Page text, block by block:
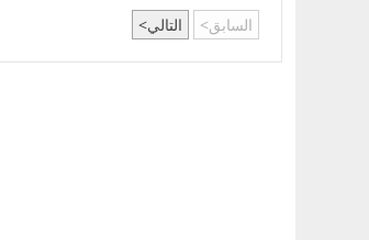
السابق التالي